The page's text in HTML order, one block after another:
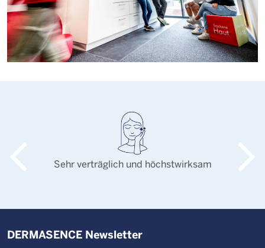
Sehr verträglich und höchstwirksam
DERMASENCE Newsletter